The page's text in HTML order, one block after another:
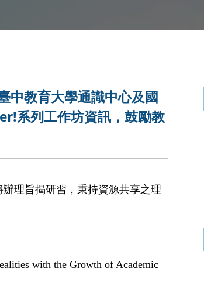
中教育大學通識中心及國
系列工作坊資訊，鼓勵教
理旨揭研習，秉持資源共享之理
with the Growth of Academic